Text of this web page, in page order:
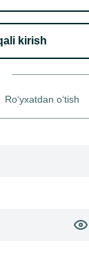
kirish
Ro‘yxatdan o‘tish